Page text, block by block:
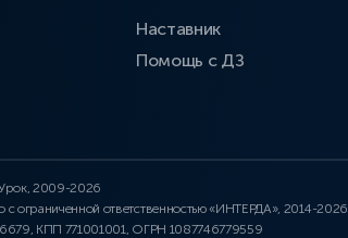
Наставник
Помощь с ДЗ
2009-2026
ограниченной ответственностью «ИНТЕРДА», 2014-2026
КПП 771001001, ОГРН 1087746779559